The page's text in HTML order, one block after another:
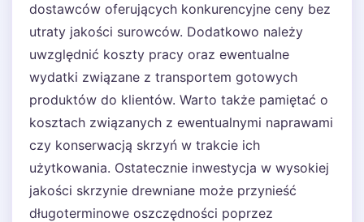
dostawców oferujących konkurencyjne ceny bez
utraty jakości surowców. Dodatkowo należy
uwzględnić koszty pracy oraz ewentualne
wydatki związane z transportem gotowych
produktów do klientów. Warto także pamiętać o
kosztach związanych z ewentualnymi naprawami
czy konserwacją skrzyń w trakcie ich
użytkowania. Ostatecznie inwestycja w wysokiej
jakości skrzynie drewniane może przynieść
długoterminowe oszczędności poprzez